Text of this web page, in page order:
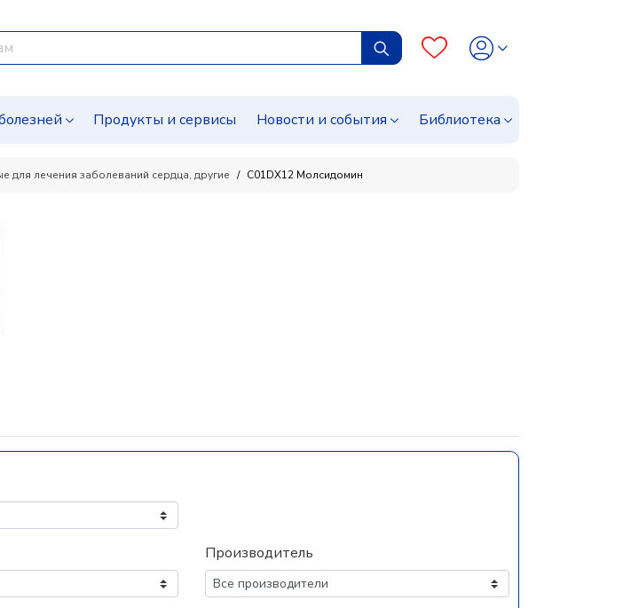
Продукты и сервисы Новости и события Библиотека
для лечения заболеваний сердца, другие C01DX12 Молсидомин
Производитель